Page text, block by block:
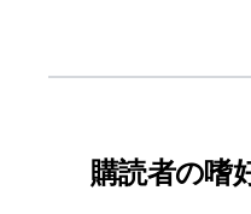
連性とエンゲージ
ンケートを送信。
購読者の嗜